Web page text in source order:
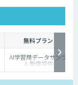
す。
無料プラン
AI学習用データサンプ
ル無償提供